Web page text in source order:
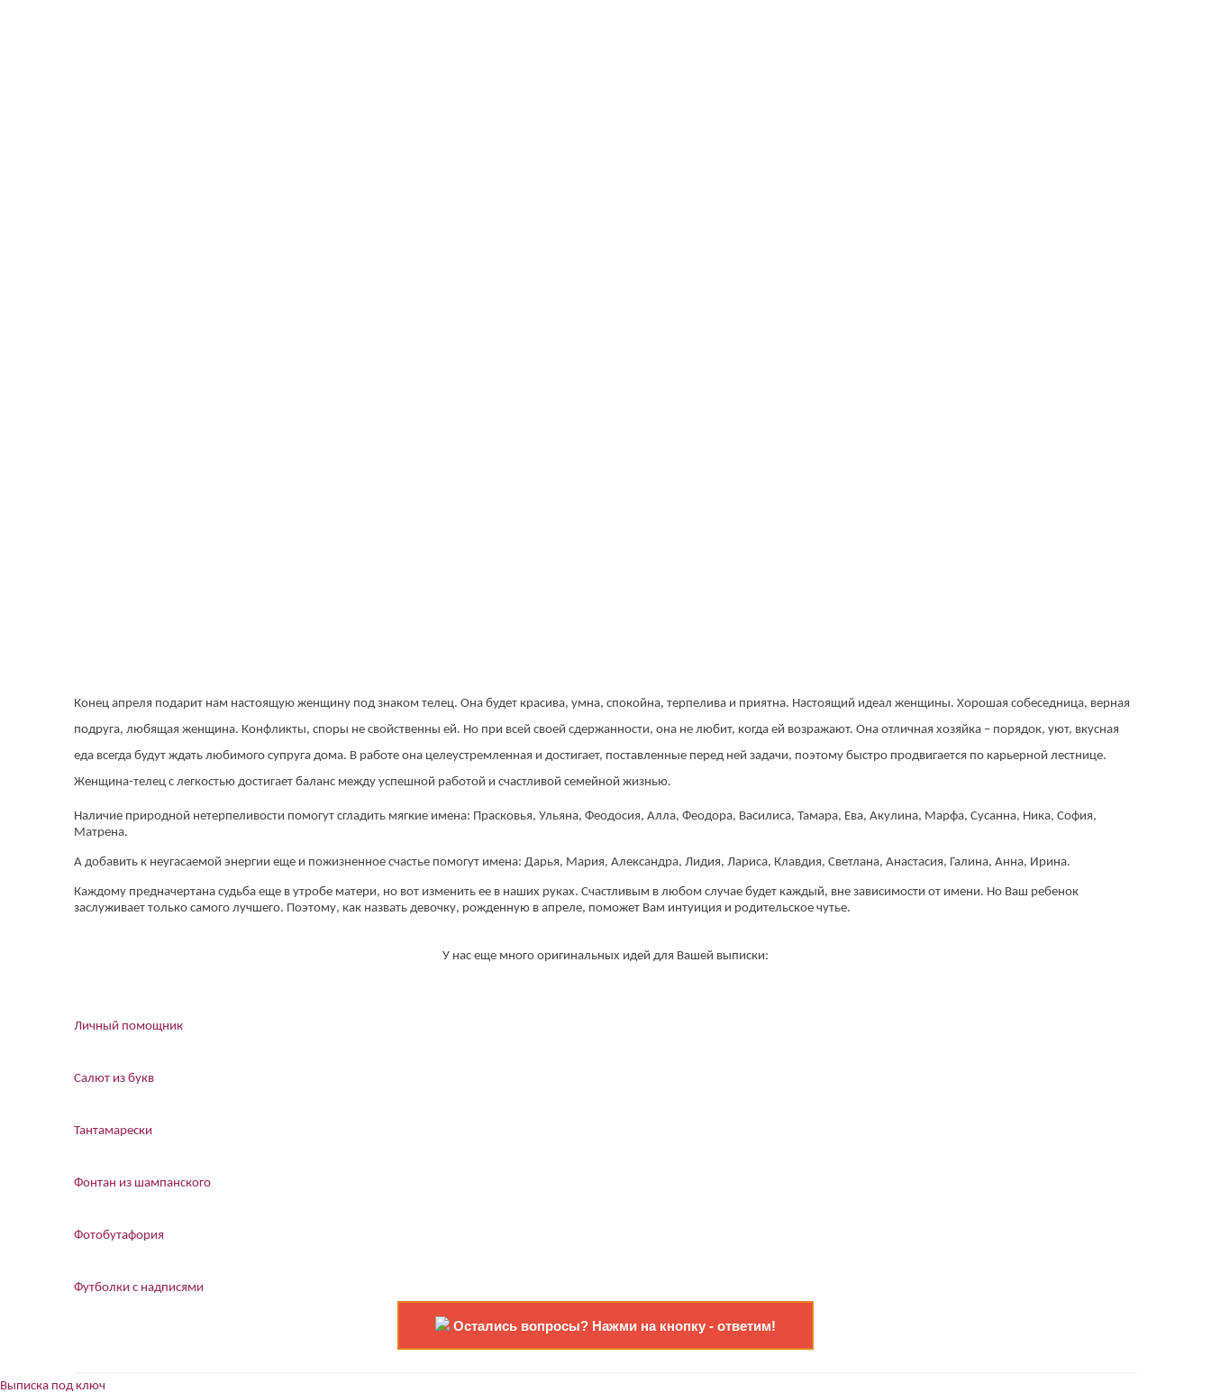
Конец апреля подарит нам настоящую женщину под знаком телец. Она будет красива, умна, спокойна, терпелива и приятна. Настоящий идеал женщины. Хорошая собеседница, верная
подруга, любящая женщина. Конфликты, споры не свойственны ей. Но при всей своей сдержанности, она не любит, когда ей возражают. Она отличная хозяйка – порядок, уют, вкусная
еда всегда будут ждать любимого супруга дома. В работе она целеустремленная и достигает, поставленные перед ней задачи, поэтому быстро продвигается по карьерной лестнице.
Женщина-телец с легкостью достигает баланс между успешной работой и счастливой семейной жизнью.
Наличие природной нетерпеливости помогут сгладить мягкие имена: Прасковья, Ульяна, Феодосия, Алла, Феодора, Василиса, Тамара, Ева, Акулина, Марфа, Сусанна, Ника, София,
Матрена.
А добавить к неугасаемой энергии еще и пожизненное счастье помогут имена: Дарья, Мария, Александра, Лидия, Лариса, Клавдия, Светлана, Анастасия, Галина, Анна, Ирина.
Каждому предначертана судьба еще в утробе матери, но вот изменить ее в наших руках. Счастливым в любом случае будет каждый, вне зависимости от имени. Но Ваш ребенок
заслуживает только самого лучшего. Поэтому, как назвать девочку, рожденную в апреле, поможет Вам интуиция и родительское чутье.
У нас еще много оригинальных идей для Вашей выписки:
Личный помощник
Салют из букв
Тантамарески
Фонтан из шампанского
Фотобутафория
Футболки с надписями
Остались вопросы? Нажми на кнопку - ответим!
Выписка под ключ